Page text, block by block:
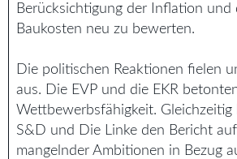
Berücksichtigung der Inflation und
Baukosten neu zu bewerten.
Die politischen Reaktionen fielen
aus. Die EVP und die EKR
Wettbewerbsfähigkeit.
S&D und Die Linke den Bericht
mangelnder Ambitionen in Bezug